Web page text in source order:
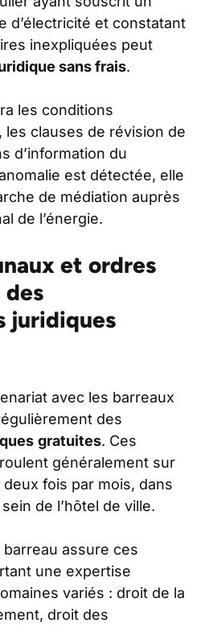
d’électricité et constatant
inexpliquées peut
sans frais.
les conditions
les clauses de révision de
d’information du
est détectée, elle
de médiation auprès
de l’énergie.
et ordres
des
juridiques
avec les barreaux
des
gratuites. Ces
généralement sur
fois par mois, dans
de l’hôtel de ville.
assure ces
une expertise
variés : droit de la
droit des